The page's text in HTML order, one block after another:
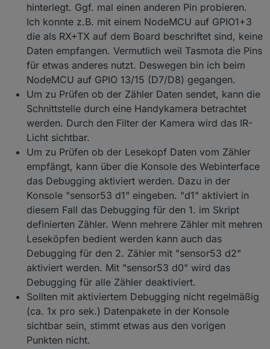
hinterlegt. Ggf. mal einen anderen Pin probieren.
Ich konnte z.B. mit einem NodeMCU auf GPIO1+3
die als RX+TX auf dem Board beschriftet sind, keine
Daten empfangen. Vermutlich weil Tasmota die Pins
für etwas anderes nutzt. Deswegen bin ich beim
NodeMCU auf GPIO 13/15 (D7/D8) gegangen.
Um zu Prüfen ob der Zähler Daten sendet, kann die
Schnittstelle durch eine Handykamera betrachtet
werden. Durch den Filter der Kamera wird das IR-
Licht sichtbar.
Um zu Prüfen ob der Lesekopf Daten vom Zähler
empfängt, kann über die Konsole des Webinterface
das Debugging aktiviert werden. Dazu in der
Konsole "sensor53 d1" eingeben. "d1" aktiviert in
diesem Fall das Debugging für den 1. im Skript
definierten Zähler. Wenn mehrere Zähler mit mehren
Leseköpfen bedient werden kann auch das
Debugging für den 2. Zähler mit "sensor53 d2"
aktiviert werden. Mit "sensor53 d0" wird das
Debugging für alle Zähler deaktiviert.
Sollten mit aktiviertem Debugging nicht regelmäßig
(ca. 1x pro sek.) Datenpakete in der Konsole
sichtbar sein, stimmt etwas aus den vorigen
Punkten nicht.